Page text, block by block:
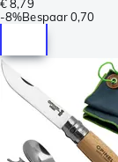
€ 8,79
-8%Bespaar0,70